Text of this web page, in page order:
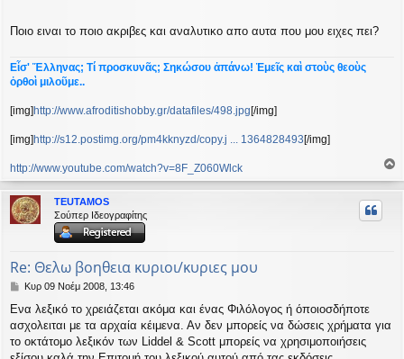
Ποιο ειναι το ποιο ακριβες και αναλυτικο απο αυτα που μου ειχες πει?
Εἶσ' Ἕλληνας; Τί προσκυνᾶς; Σηκώσου ἀπάνω! Ἐμεῖς καὶ στοὺς θεοὺς
ὀρθοὶ μιλοῦμε..
[img]http://www.afroditishobby.gr/datafiles/498.jpg[/img]
[img]http://s12.postimg.org/pm4kknyzd/copy.j ... 1364828493[/img]
http://www.youtube.com/watch?v=8F_Z060Wlck
ρ
TEUTAMOS
Σούπερ Ιδεογραφίτης
Re: Θελω βοηθεια κυριοι/κυριες μου
Δ
μ
ο
σ
ί
Κυρ 09 Νοέμ 2008, 13:46
Ενα λεξικό το χρειάζεται ακόμα και ένας Φιλόλογος ή όποιοσδήποτε
ασχολειται με τα αρχαία κέιμενα. Αν δεν μπορείς να δώσεις χρήματα για
το οκτάτομο λεξικόν των Liddel & Scott μπορείς να χρησιμοποιήσεις